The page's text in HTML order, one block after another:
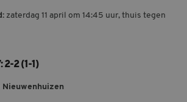
zaterdag 11 april om 14:45 uur, thuis tegen
2-2 (1-1)
Nieuwenhuizen